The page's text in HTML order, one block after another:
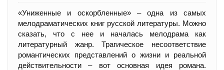
«Униженные и оскорбленные» – одна из самых
мелодраматических книг русской литературы. Можно
сказать, что с нее и началась мелодрама как
литературный жанр. Трагическое несоответствие
романтических представлений о жизни и реальной
действительности – вот основная идея романа.